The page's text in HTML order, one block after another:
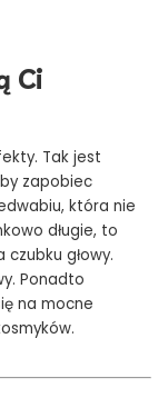
Ci
Tak jest
zapobiec
która nie
długie, to
głowy.
Ponadto
na mocne